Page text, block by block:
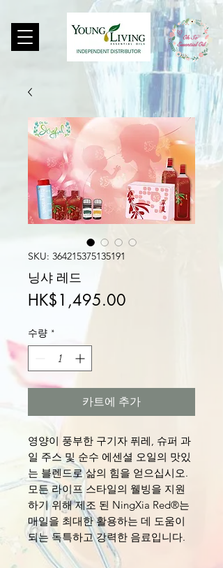
SKU: 364215375135191
닝샤 레드
HK$1,495.00
수량 *
카트에 추가
영양이 풍부한 구기자 퓌레, 슈퍼 과
일 주스 및 순수 에센셜 오일의 맛있
는 블렌드로 삶의 힘을 얻으십시오.
모든 라이프 스타일의 웰빙을 지원
하기 위해 제조 된 NingXia Red®는
매일을 최대한 활용하는 데 도움이
되는 독특하고 강력한 음료입니다.